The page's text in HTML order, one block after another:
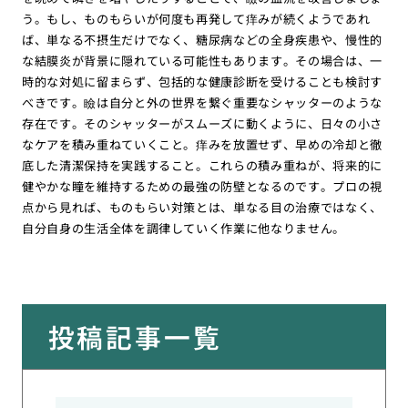
う。もし、ものもらいが何度も再発して痒みが続くようであれ
ば、単なる不摂生だけでなく、糖尿病などの全身疾患や、慢性的
な結膜炎が背景に隠れている可能性もあります。その場合は、一
時的な対処に留まらず、包括的な健康診断を受けることも検討す
べきです。瞼は自分と外の世界を繋ぐ重要なシャッターのような
存在です。そのシャッターがスムーズに動くように、日々の小さ
なケアを積み重ねていくこと。痒みを放置せず、早めの冷却と徹
底した清潔保持を実践すること。これらの積み重ねが、将来的に
健やかな瞳を維持するための最強の防壁となるのです。プロの視
点から見れば、ものもらい対策とは、単なる目の治療ではなく、
自分自身の生活全体を調律していく作業に他なりません。
投稿記事一覧